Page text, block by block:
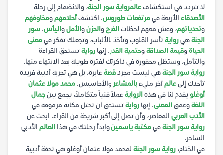
لا تتردد في استكشافعالمرواية سور الجنة، والانضمام إلى رحلة
الأصدقاء الأربعة فيمرتفعات طوروس. اكتشفأحلامهمومخاوفهم
وتحدياتهم، وعش معهم لحظاتالفرحوالحزنوالأملواليأس. سور
الجنةهيروايةتأسر القلوب وتأخذ بالألباب، وتجعلك تفكر فيمعنى
الحياةوقيمة الصداقةوحتمية القدر. إنها روايةتستحق القراءة
والتأمل، وستظل محفورة في ذاكرتك لفترة طويلة بعد الانتهاء منها.
رواية سور الجنةهي ليست مجردقصةعابرة، بل هي تجربة أدبية فريدة
تأخذك إلىعالمآخر مليءبالمشاعر والأحاسيس. محمد مولا عثمان
أوغلويقدم لنا في هذهالروايةعملاً فنياً متكاملاً، يجمع بينجمال
اللغةوعمقالمعنى. إنها روايةتستحق أن تحتل مكانة مرموقة في
الأدب العربي المعاصر، وأن تصل إلى أكبر شريحة من القراء. ابحث عن
رواية سور الجنةفيمكتبة ياسمينوابدأ رحلتك في هذا العالم الأدبي
الساحر.
في الختام، رواية سور الجنة لمحمد مولا عثمان أوغلو هي تحفة أدبية